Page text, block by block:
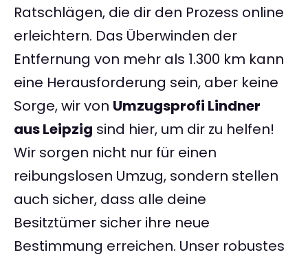
Ratschlägen, die dir den Prozess online
erleichtern. Das Überwinden der
Entfernung von mehr als 1.300 km kann
eine Herausforderung sein, aber keine
Sorge, wir von Umzugsprofi Lindner
aus Leipzig sind hier, um dir zu helfen!
Wir sorgen nicht nur für einen
reibungslosen Umzug, sondern stellen
auch sicher, dass alle deine
Besitztümer sicher ihre neue
Bestimmung erreichen. Unser robustes